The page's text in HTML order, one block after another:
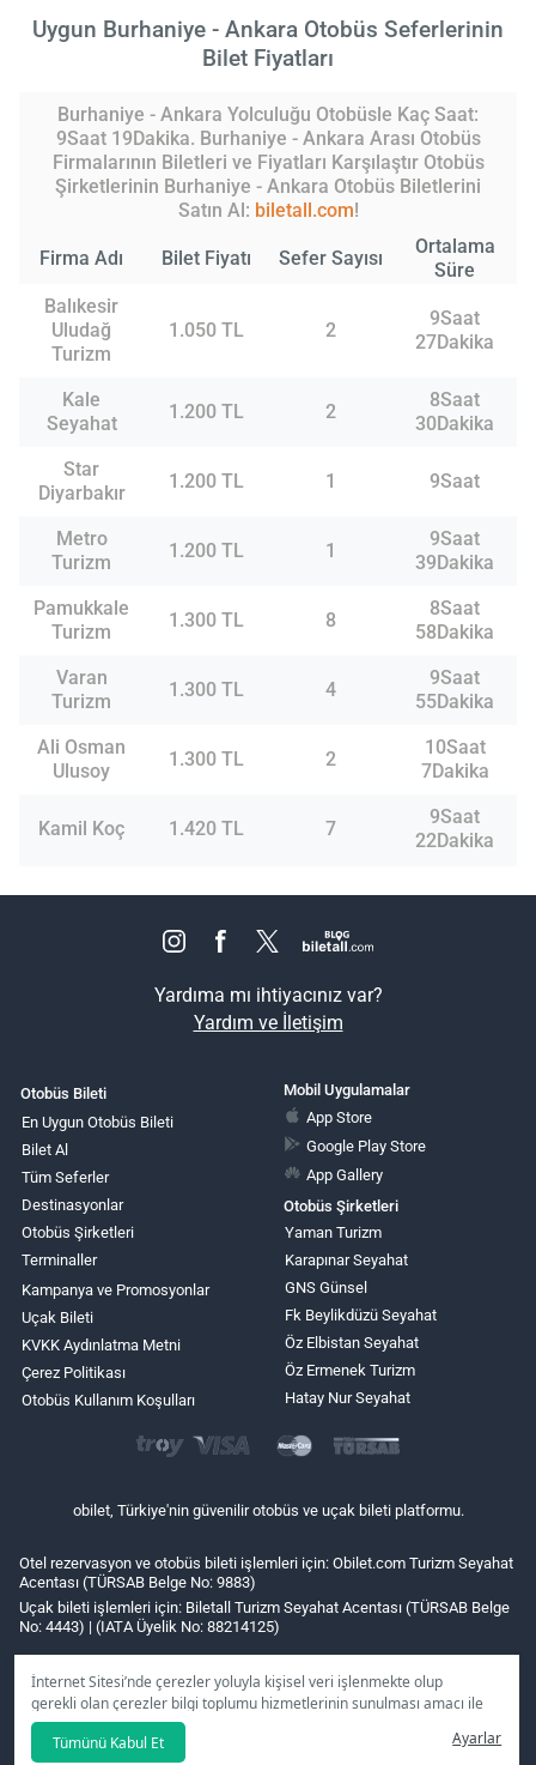
İnternet Sitesi’nde çerezler yoluyla kişisel veri işlenmekte olup
gerekli olan çerezler bilgi toplumu hizmetlerinin sunulması amacı ile
kullanılmaktadır. Tercihleriniz doğrultusunda size özel
kişiselleştirilmiş çerezleri ve özel kampanyaları
seçeneğine
Tümünü Kabul Et Ayarlar
Uygun Burhaniye - Ankara Otobüs Seferlerinin
Bilet Fiyatları
Burhaniye - Ankara Yolculuğu Otobüsle Kaç Saat:
9Saat 19Dakika. Burhaniye - Ankara Arası Otobüs
Firmalarının Biletleri ve Fiyatları Karşılaştır Otobüs
Şirketlerinin Burhaniye - Ankara Otobüs Biletlerini
Satın Al: biletall.com!
Firma Adı Bilet Fiyatı Sefer Sayısı
Ortalama
Süre
Balıkesir
Uludağ
Turizm
1.050 TL 2
9Saat
27Dakika
Kale
Seyahat
1.200 TL 2
8Saat
30Dakika
Star
Diyarbakır
1.200 TL 1 9Saat
Metro
Turizm
1.200 TL 1
9Saat
39Dakika
Pamukkale
Turizm
1.300 TL 8
8Saat
58Dakika
Varan
Turizm
1.300 TL 4
9Saat
55Dakika
Ali Osman
Ulusoy
1.300 TL 2
10Saat
7Dakika
Kamil Koç 1.420 TL 7
9Saat
22Dakika
Yardıma mı ihtiyacınız var?
Yardım ve İletişim
Otobüs Bileti
En Uygun Otobüs Bileti
Bilet Al
Tüm Seferler
Destinasyonlar
Otobüs Şirketleri
Terminaller
Kampanya ve Promosyonlar
Uçak Bileti
KVKK Aydınlatma Metni
Çerez Politikası
Otobüs Kullanım Koşulları
Mobil Uygulamalar
App Store
Google Play Store
App Gallery
Otobüs Şirketleri
Yaman Turizm
Karapınar Seyahat
GNS Günsel
Fk Beylikdüzü Seyahat
Öz Elbistan Seyahat
Öz Ermenek Turizm
Hatay Nur Seyahat
obilet, Türkiye'nin güvenilir otobüs ve uçak bileti platformu.
Otel rezervasyon ve otobüs bileti işlemleri için: Obilet.com Turizm Seyahat
Acentası (TÜRSAB Belge No: 9883)
Uçak bileti işlemleri için: Biletall Turizm Seyahat Acentası (TÜRSAB Belge
No: 4443) | (IATA Üyelik No: 88214125)